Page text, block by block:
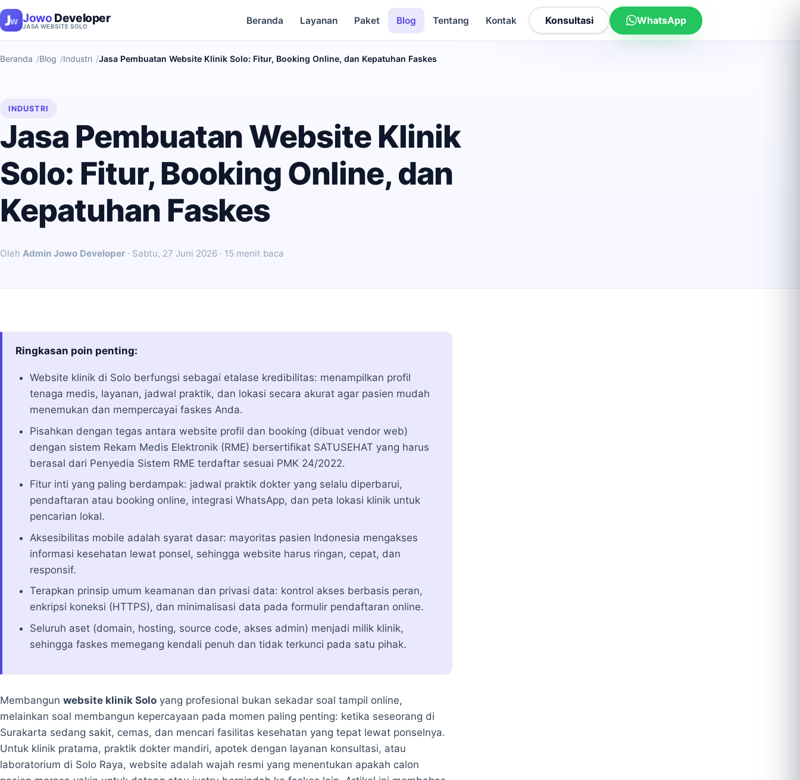
Jowo Developer
JASA WEBSITE SOLO Beranda Layanan Paket Blog Tentang Kontak Konsultasi WhatsApp
Beranda Blog Industri Jasa Pembuatan Website Klinik Solo: Fitur, Booking Online, dan Kepatuhan Faskes
INDUSTRI
Jasa Pembuatan Website Klinik
Solo: Fitur, Booking Online, dan
Kepatuhan Faskes
Oleh Admin Jowo Developer · Sabtu, 27 Juni 2026 · 15 menit baca
Ringkasan poin penting:
Website klinik di Solo berfungsi sebagai etalase kredibilitas: menampilkan profil
tenaga medis, layanan, jadwal praktik, dan lokasi secara akurat agar pasien mudah
menemukan dan mempercayai faskes Anda.
Pisahkan dengan tegas antara website profil dan booking (dibuat vendor web)
dengan sistem Rekam Medis Elektronik (RME) bersertifikat SATUSEHAT yang harus
berasal dari Penyedia Sistem RME terdaftar sesuai PMK 24/2022.
Fitur inti yang paling berdampak: jadwal praktik dokter yang selalu diperbarui,
pendaftaran atau booking online, integrasi WhatsApp, dan peta lokasi klinik untuk
pencarian lokal.
Aksesibilitas mobile adalah syarat dasar: mayoritas pasien Indonesia mengakses
informasi kesehatan lewat ponsel, sehingga website harus ringan, cepat, dan
responsif.
Terapkan prinsip umum keamanan dan privasi data: kontrol akses berbasis peran,
enkripsi koneksi (HTTPS), dan minimalisasi data pada formulir pendaftaran online.
Seluruh aset (domain, hosting, source code, akses admin) menjadi milik klinik,
sehingga faskes memegang kendali penuh dan tidak terkunci pada satu pihak.
Membangun website klinik Solo yang profesional bukan sekadar soal tampil online,
melainkan soal membangun kepercayaan pada momen paling penting: ketika seseorang di
Surakarta sedang sakit, cemas, dan mencari fasilitas kesehatan yang tepat lewat ponselnya.
Untuk klinik pratama, praktik dokter mandiri, apotek dengan layanan konsultasi, atau
laboratorium di Solo Raya, website adalah wajah resmi yang menentukan apakah calon